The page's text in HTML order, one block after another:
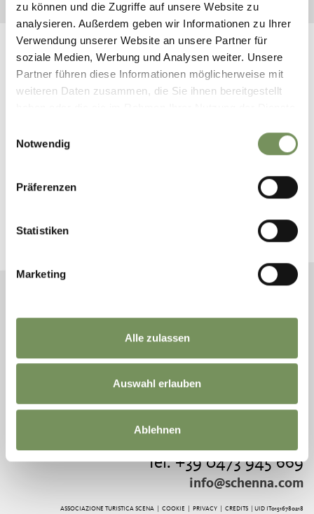
zu können und die Zugriffe auf unsere Website zu
analysieren. Außerdem geben wir Informationen zu Ihrer
Verwendung unserer Website an unsere Partner für
soziale Medien, Werbung und Analysen weiter. Unsere
Partner führen diese Informationen möglicherweise mit
weiteren Daten zusammen, die Sie ihnen bereitgestellt
Notwendig
Präferenzen
Statistiken
Marketing
Alle zulassen
Auswahl erlauben
Ablehnen
IL CONTENUTO VI È STATO UTILE? SÌ NO
RESTA IN CONTATTO CON NOI
Notizie e informazioni direttamente nella tua
inbox
ABBONATI ALLA NEWSLETTER
TURISTICA SCENA
39017 SCENA
TEL.
CONTATTI E ORARI
DI APERTURA
Tel. +39 0473 945 669
info@schenna.com
ASSOCIAZIONE TURISTICA SCENA | COOKIE PRIVACY| CREDITS | UID IT01516780218